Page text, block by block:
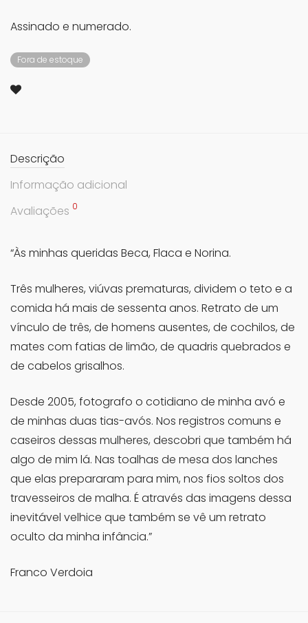
Assinado e numerado.
Fora de estoque
Descrição
Informação adicional
Avaliações 0
“Às minhas queridas Beca, Flaca e Norina.
Três mulheres, viúvas prematuras, dividem o teto e a
comida há mais de sessenta anos. Retrato de um
vínculo de três, de homens ausentes, de cochilos, de
mates com fatias de limão, de quadris quebrados e
de cabelos grisalhos.
Desde 2005, fotografo o cotidiano de minha avó e
de minhas duas tias-avós. Nos registros comuns e
caseiros dessas mulheres, descobri que também há
algo de mim lá. Nas toalhas de mesa dos lanches
que elas prepararam para mim, nos fios soltos dos
travesseiros de malha. É através das imagens dessa
inevitável velhice que também se vê um retrato
oculto da minha infância.”
Franco Verdoia